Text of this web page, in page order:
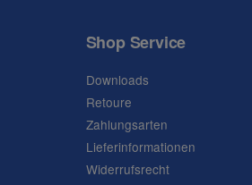
Shop Service
Downloads
Retoure
Zahlungsarten
Lieferinformationen
Widerrufsrecht